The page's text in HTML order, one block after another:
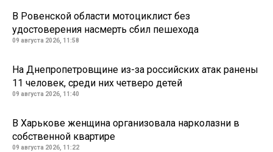
В Ровенской области мотоциклист без
удостоверения насмерть сбил пешехода
09 августа 2026, 11:58
На Днепропетровщине из-за российских атак ранены
11 человек, среди них четверо детей
09 августа 2026, 11:40
В Харькове женщина организовала нарколазни в
собственной квартире
09 августа 2026, 11:22